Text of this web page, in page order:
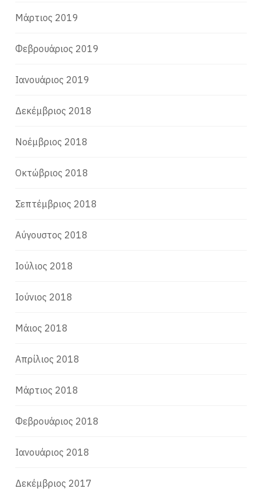
Μάρτιος 2019
Φεβρουάριος 2019
Ιανουάριος 2019
Δεκέμβριος 2018
Νοέμβριος 2018
Οκτώβριος 2018
Σεπτέμβριος 2018
Αύγουστος 2018
Ιούλιος 2018
Ιούνιος 2018
Μάιος 2018
Απρίλιος 2018
Μάρτιος 2018
Φεβρουάριος 2018
Ιανουάριος 2018
Δεκέμβριος 2017